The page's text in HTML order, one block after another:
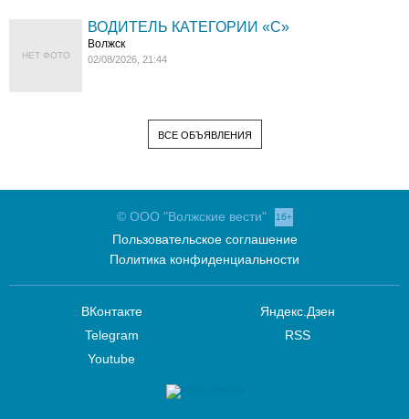
НЕТ ФОТО
ВОДИТЕЛЬ КАТЕГОРИИ «C»
Волжск
02/08/2026, 21:44
ВСЕ ОБЪЯВЛЕНИЯ
© ООО "Волжские вести" 16+
Пользовательское соглашение
Политика конфиденциальности
ВКонтакте
Telegram
Youtube
Яндекс.Дзен
RSS